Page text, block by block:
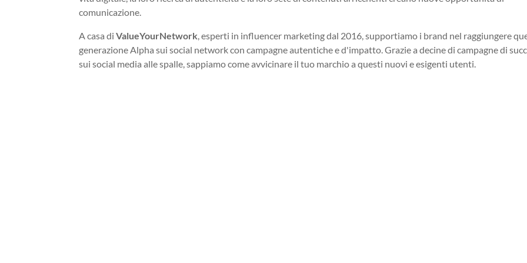
comunicazione.
A casa diValueYourNetwork, esperti in influencer marketing dal 2016, supportiamo i brand nel raggiungere
generazione Alpha sui social network con campagne autentiche e d'impatto. Grazie a decine di campagne di
sui social media alle spalle, sappiamo come avvicinare il tuo marchio a questi nuovi e esigenti utenti.